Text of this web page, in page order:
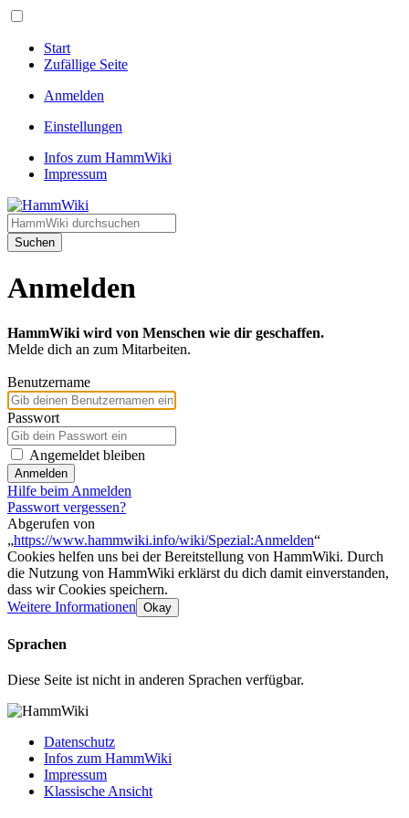
Start
Zufällige Seite
Anmelden
Einstellungen
Infos zum HammWiki
Impressum
Suchen
Anmelden
HammWiki wird von Menschen wie dir geschaffen.
Melde dich an zum Mitarbeiten.
Benutzername
Passwort
Angemeldet bleiben
Anmelden
Hilfe beim Anmelden
Passwort vergessen?
Abgerufen von
„https://www.hammwiki.info/wiki/Spezial:Anmelden“
Cookies helfen uns bei der Bereitstellung von HammWiki. Durch
die Nutzung von HammWiki erklärst du dich damit einverstanden,
dass wir Cookies speichern.
Weitere Informationen Okay
Sprachen
Diese Seite ist nicht in anderen Sprachen verfügbar.
Datenschutz
Infos zum HammWiki
Impressum
Klassische Ansicht